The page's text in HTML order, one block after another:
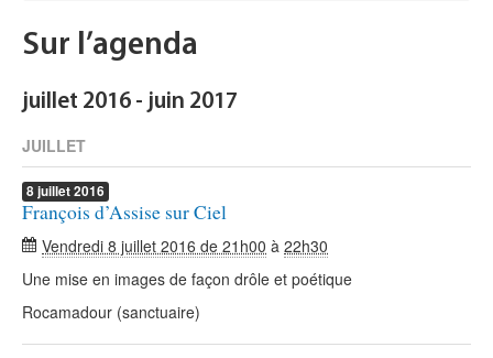
Agenda diocésain
Je donne
Annuaire/Contact
Sur l’agenda
juillet 2016 - juin 2017
JUILLET
8juillet2016
François d’Assise sur Ciel
Vendredi 8 juillet 2016 de 21h00 à 22h30
Une mise en images de façon drôle et poétique
Rocamadour (sanctuaire)